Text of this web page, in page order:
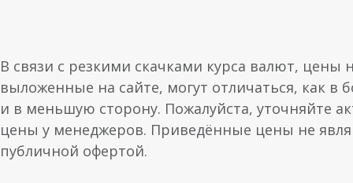
В связи с резкими скачками курса валют, цены
выложенные на сайте, могут отличаться, как в
и в меньшую сторону. Пожалуйста, уточняйте
цены у менеджеров. Приведённые цены не
публичной офертой.